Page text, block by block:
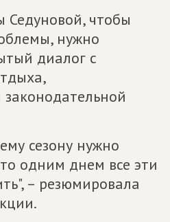
Седуновой, чтобы
нужно
диалог с
сезону нужно
одним днем все эти
– резюмировала